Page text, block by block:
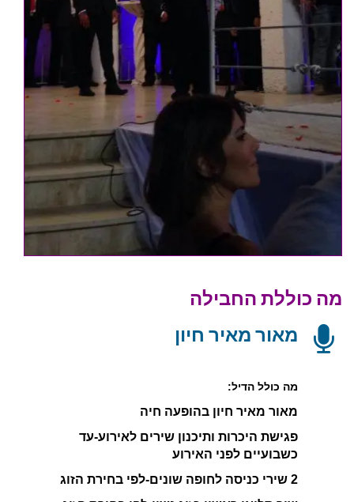
מה כוללת החבילה
מאור מאיר חיון
מה כולל הדיל:
מאור מאיר חיון בהופעה חיה
פגישת היכרות ותיכנון שירים לאירוע-עד
כשבועיים לפני האירוע
2 שירי כניסה לחופה שונים-לפי בחירת הזוג